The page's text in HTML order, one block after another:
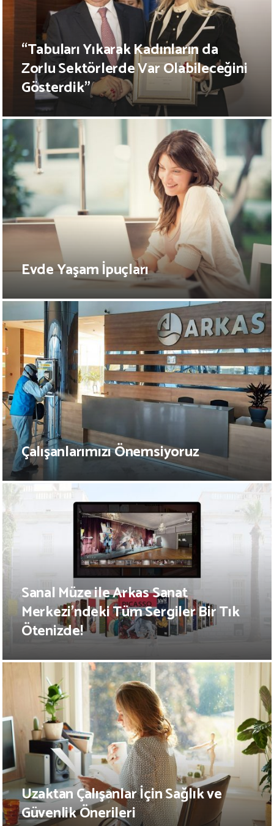
“Tabuları Yıkarak Kadınların da
Zorlu Sektörlerde Var Olabileceğini
Gösterdik”
Evde Yaşam İpuçları
Çalışanlarımızı Önemsiyoruz
Sanal Müze ile Arkas Sanat
Merkezi’ndeki Tüm Sergiler Bir Tık
Ötenizde!
Uzaktan Çalışanlar İçin Sağlık ve
Güvenlik Önerileri